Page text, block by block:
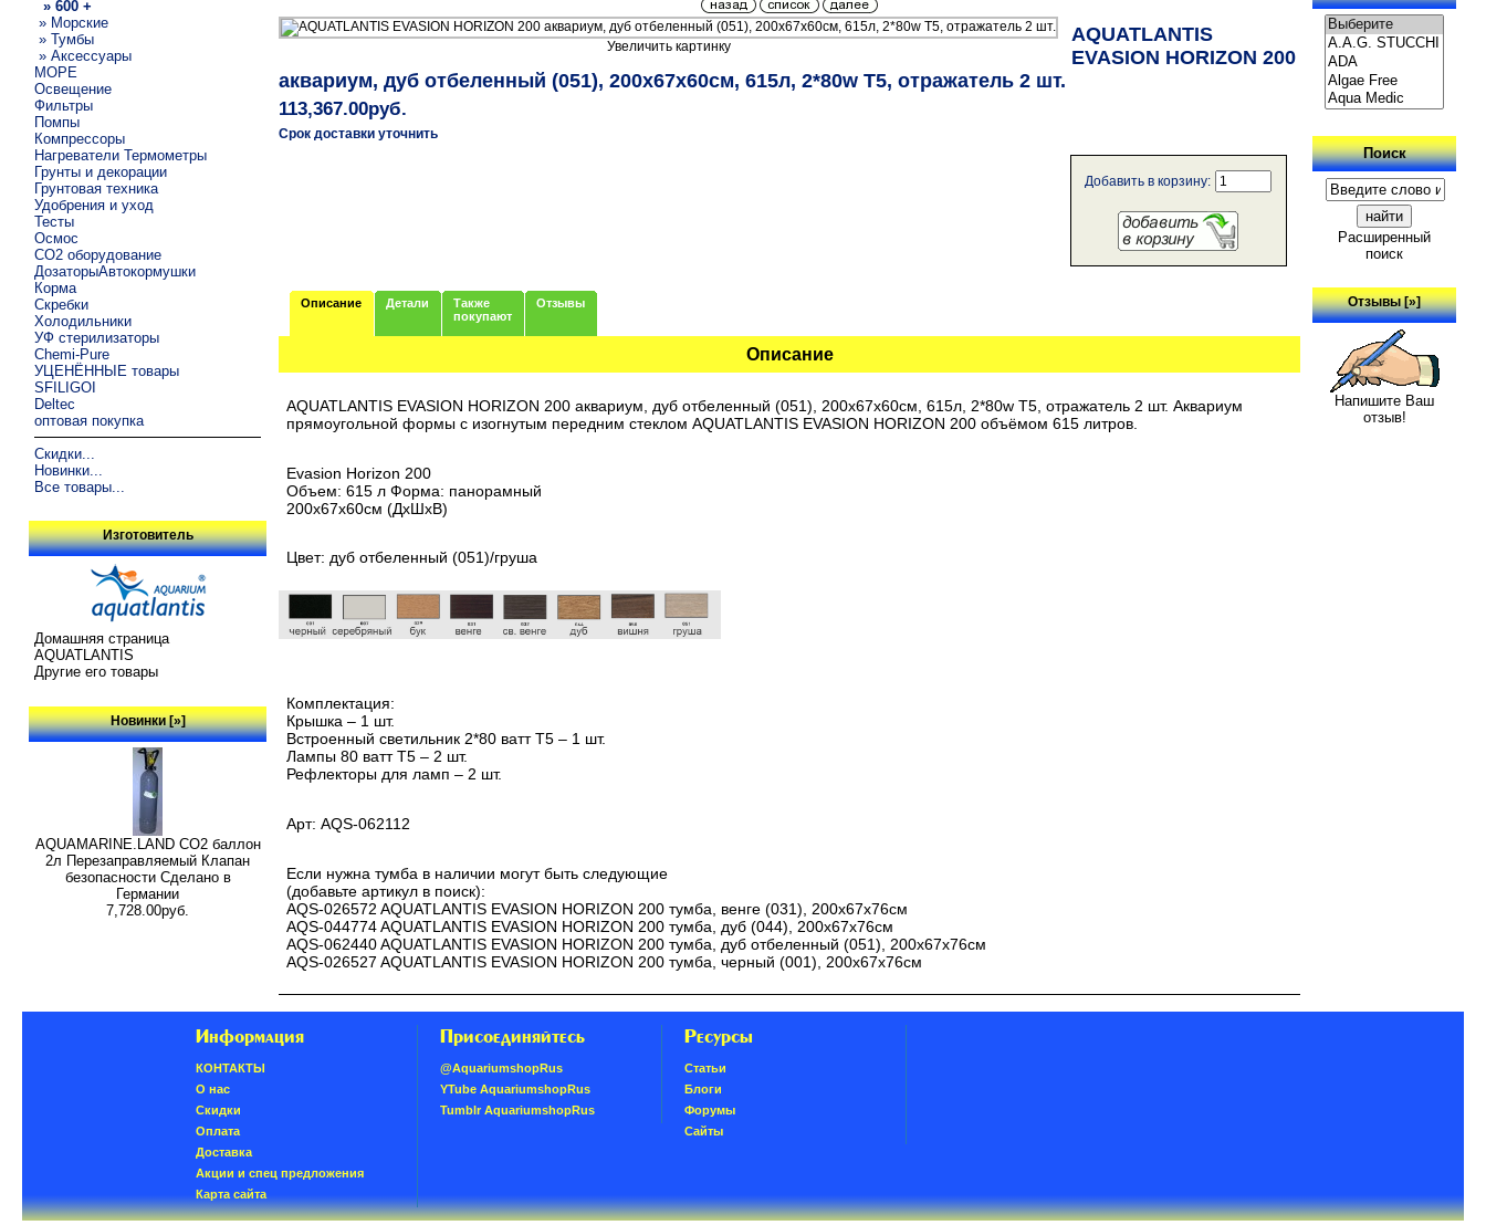
» 600 +
» Морские
» Тумбы
» Аксессуары
МОРЕ
Освещение
Фильтры
Помпы
Компрессоры
Нагреватели Термометры
Грунты и декорации
Грунтовая техника
Удобрения и уход
Тесты
Осмос
CO2 оборудование
ДозаторыАвтокормушки
Корма
Скребки
Холодильники
УФ стерилизаторы
Chemi-Pure
УЦЕНЁННЫЕ товары
SFILIGOI
Deltec
оптовая покупка
Скидки...
Новинки...
Все товары...
Изготовитель
Домашняя страница
AQUATLANTIS
Другие его товары
Новинки [»]
AQUAMARINE.LAND CO2 баллон
2л Перезаправляемый Клапан
безопасности Сделано в
Германии
7,728.00руб.
Увеличить картинку
AQUATLANTIS
EVASION HORIZON 200
аквариум, дуб отбеленный (051), 200х67х60см, 615л, 2*80w T5, отражатель 2 шт.
113,367.00руб.
Срок доставки уточнить
Добавить в корзину:
Описание Детали
Также
покупают
Отзывы
Описание
AQUATLANTIS EVASION HORIZON 200 аквариум, дуб отбеленный (051), 200х67х60см, 615л, 2*80w T5, отражатель 2 шт. Аквариум
прямоугольной формы с изогнутым передним стеклом AQUATLANTIS EVASION HORIZON 200 объёмом 615 литров.
Evasion Horizon 200
Объем: 615 л Форма: панорамный
200х67х60см (ДхШхВ)
Цвет: дуб отбеленный (051)/груша
Комплектация:
Крышка – 1 шт.
Встроенный светильник 2*80 ватт Т5 – 1 шт.
Лампы 80 ватт Т5 – 2 шт.
Рефлекторы для ламп – 2 шт.
Арт: AQS-062112
Если нужна тумба в наличии могут быть следующие
(добавьте артикул в поиск):
AQS-026572 AQUATLANTIS EVASION HORIZON 200 тумба, венге (031), 200х67х76см
AQS-044774 AQUATLANTIS EVASION HORIZON 200 тумба, дуб (044), 200х67х76см
AQS-062440 AQUATLANTIS EVASION HORIZON 200 тумба, дуб отбеленный (051), 200х67х76см
AQS-026527 AQUATLANTIS EVASION HORIZON 200 тумба, черный (001), 200х67х76см
Поиск
Расширенный
поиск
Отзывы [»]
Напишите Ваш
отзыв!
Информация
КОНТАКТЫ
О нас
Скидки
Oплатa
Доставка
Акции и спец предложения
Карта сайта
Присоединяйтесь
@AquariumshopRus
YTube AquariumshopRus
Tumblr AquariumshopRus
Ресурсы
Статьи
Блоги
Форумы
Сайты